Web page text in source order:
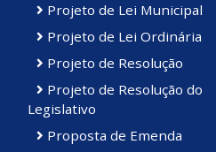
Projeto de Lei Municipal
Projeto de Lei Ordinária
Projeto de Resolução
Projeto de Resolução do
Legislativo
Proposta de Emenda